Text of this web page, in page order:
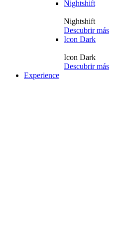
Nightshift
Nightshift
Descubrir más
Icon Dark
Icon Dark
Descubrir más
Experience